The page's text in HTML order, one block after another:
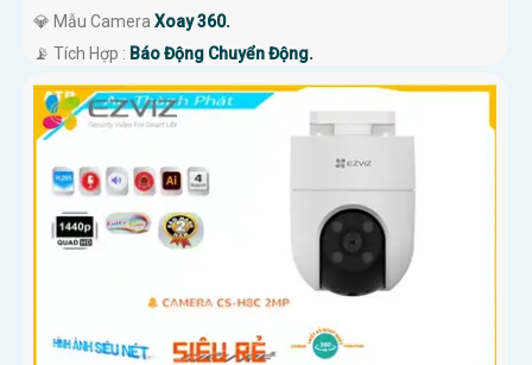
💎 Mẫu Camera Xoay 360.
️📡 Tích Hợp : Báo Động Chuyển Động.